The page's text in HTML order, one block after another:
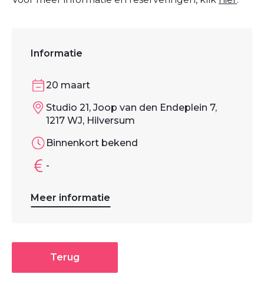
Informatie
20 maart
Studio 21, Joop van den Endeplein 7,
1217 WJ, Hilversum
Binnenkort bekend
-
Meer informatie
Terug